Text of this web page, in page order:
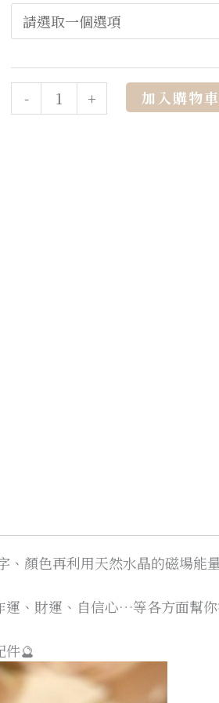
- + 加入購物車
顏色再利用天然水晶的磁場能
、財運、自信心…等各方面幫
件🔮